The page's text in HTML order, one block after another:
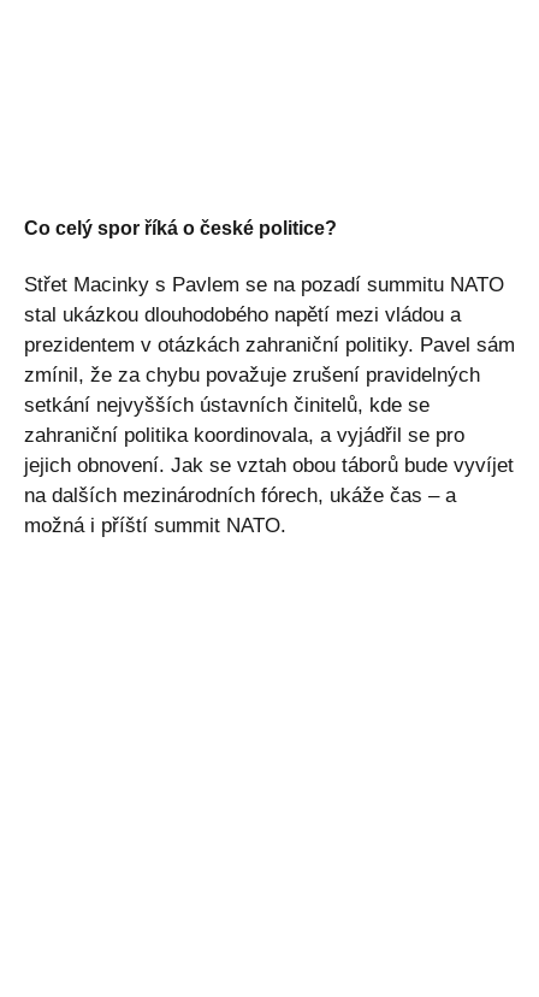
Co celý spor říká o české politice?
Střet Macinky s Pavlem se na pozadí summitu NATO
stal ukázkou dlouhodobého napětí mezi vládou a
prezidentem v otázkách zahraniční politiky. Pavel sám
zmínil, že za chybu považuje zrušení pravidelných
setkání nejvyšších ústavních činitelů, kde se
zahraniční politika koordinovala, a vyjádřil se pro
jejich obnovení. Jak se vztah obou táborů bude vyvíjet
na dalších mezinárodních fórech, ukáže čas – a
možná i příští summit NATO.